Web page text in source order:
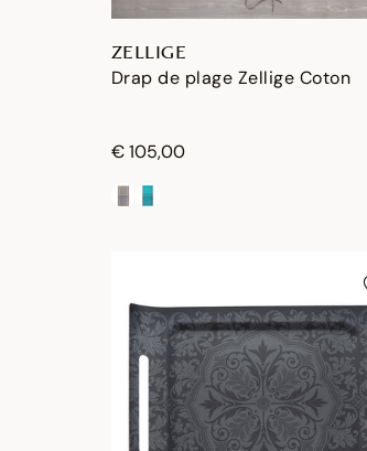
ZELLIGE
Drap de plage Zellige Coton
€ 105,00